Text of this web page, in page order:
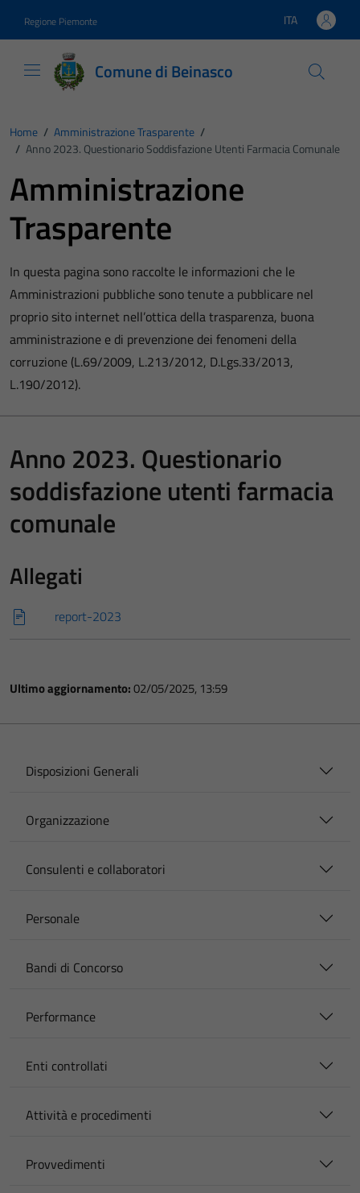
Regione Piemonte Lingua attiva:
ITA
Comune di Beinasco
Home / Amministrazione Trasparente /
/ Anno 2023. Questionario Soddisfazione Utenti Farmacia Comunale
Amministrazione
Trasparente
In questa pagina sono raccolte le informazioni che le
Amministrazioni pubbliche sono tenute a pubblicare nel
proprio sito internet nell’ottica della trasparenza, buona
amministrazione e di prevenzione dei fenomeni della
corruzione (L.69/2009, L.213/2012, D.Lgs.33/2013,
L.190/2012).
Anno 2023. Questionario
soddisfazione utenti farmacia
comunale
Allegati
report-2023
Ultimo aggiornamento:02/05/2025, 13:59
Disposizioni Generali
Organizzazione
Consulenti e collaboratori
Personale
Bandi di Concorso
Performance
Enti controllati
Attività e procedimenti
Provvedimenti